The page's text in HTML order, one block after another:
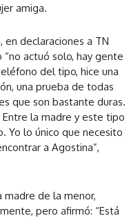
amiga.
declaraciones a TN
actuó solo, hay gente
del tipo, hice una
una prueba de todas
que son bastante duras.
la madre y este tipo
Yo lo único que necesito
a Agostina”,
madre de la menor,
pero afirmó: “Está